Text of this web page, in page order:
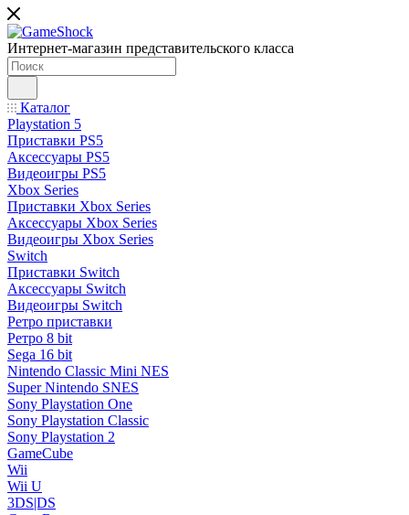
Интернет-магазин представительского класса
Каталог
Playstation 5
Приставки PS5
Аксессуары PS5
Видеоигры PS5
Xbox Series
Приставки Xbox Series
Аксессуары Xbox Series
Видеоигры Xbox Series
Switch
Приставки Switch
Аксессуары Switch
Видеоигры Switch
Ретро приставки
Ретро 8 bit
Sega 16 bit
Nintendo Classic Mini NES
Super Nintendo SNES
Sony Playstation One
Sony Playstation Classic
Sony Playstation 2
GameCube
Wii
Wii U
3DS|DS